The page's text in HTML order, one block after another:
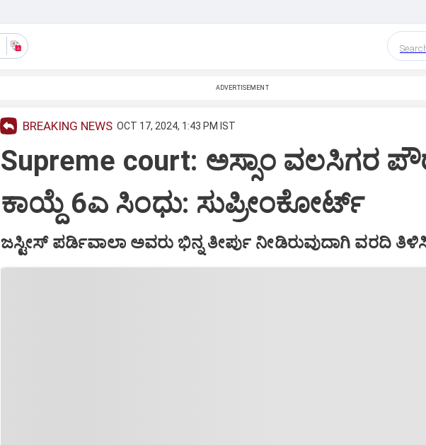
ADVERTISEMENT
BREAKING NEWS OCT 17, 2024, 1:43 PM IST
Supreme court: ಅಸ್ಸಾಂ ವಲಸಿಗರ
ಕಾಯ್ದೆ 6ಎ ಸಿಂಧು: ಸುಪ್ರೀಂಕೋರ್ಟ್
ಜಸ್ಟೀಸ್‌ ಪರ್ಡಿವಾಲಾ ಅವರು ಭಿನ್ನ ತೀರ್ಪು ನೀಡಿರುವುದಾಗಿ ವರದಿ